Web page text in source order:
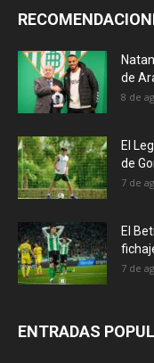
de
8 de
El
de
7 de
El
7 de
ENTRADAS